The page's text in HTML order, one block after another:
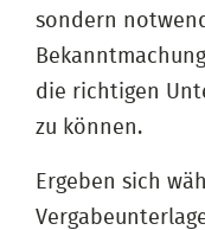
sondern
die richtigen
zu können.
Ergeben sich